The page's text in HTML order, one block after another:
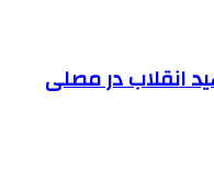
انقلاب در مصلی